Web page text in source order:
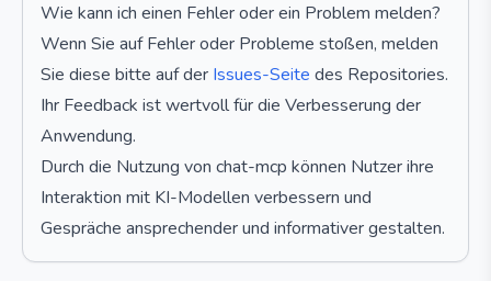
Wie kann ich einen Fehler oder ein Problem melden?
Wenn Sie auf Fehler oder Probleme stoßen, melden
Sie diese bitte auf der Issues-Seite des Repositories.
Ihr Feedback ist wertvoll für die Verbesserung der
Anwendung.
Durch die Nutzung von chat-mcp können Nutzer ihre
Interaktion mit KI-Modellen verbessern und
Gespräche ansprechender und informativer gestalten.